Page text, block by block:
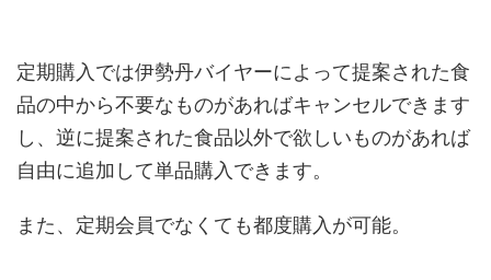
定期購入では伊勢丹バイヤーによって提案された食
品の中から不要なものがあればキャンセルできます
し、逆に提案された食品以外で欲しいものがあれば
自由に追加して単品購入できます。
また、定期会員でなくても都度購入が可能。